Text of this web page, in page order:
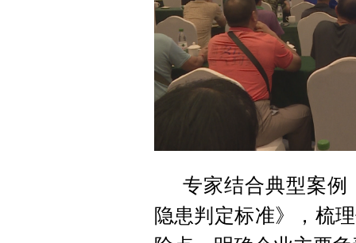
专家结合典型案例
隐患判定标准》，梳